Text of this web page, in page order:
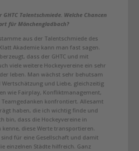
Talentschmiede. Welche Chancen
für Mönchengladbach?
aus der Talentschmiede des
Klatt Akademie kann man fast sagen.
dass der GHTC und mit
viele weitere Hockeyvereine ein sehr
leben. Man wächst sehr behutsam
und Liebe, gleichzeitig
wie Fairplay, Konfliktmanagement,
konfrontiert. Allesamt
haben, die ich wichtig finde und
bin, dass die Hockeyvereine in
kenne, diese Werte transportieren.
sind für eine Gesellschaft und damit
einzelnen Städte hilfreich. Ganz